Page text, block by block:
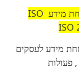
מוסמכת תקן אבטחת מידע ISO
מידע לעסקים
פעולות